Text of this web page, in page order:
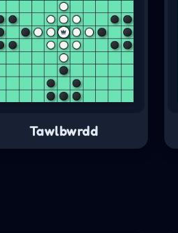
Tawlbwrdd